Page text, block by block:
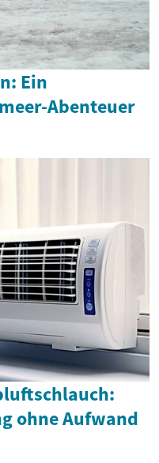
Ein
Abenteuer
ohne Aufwand